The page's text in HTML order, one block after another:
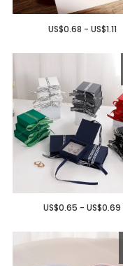
US$0.68 - US$1.11
US$0.65 - US$0.69